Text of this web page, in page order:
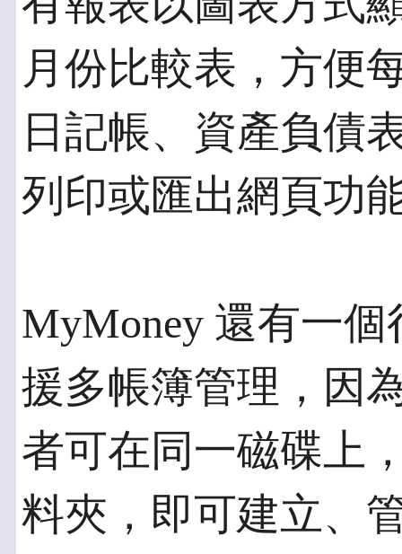
月份比較表，方便
日記帳、資產負債
列印或匯出網頁功
MyMoney 還有一
援多帳簿管理，因
者可在同一磁碟上
料夾，即可建立、